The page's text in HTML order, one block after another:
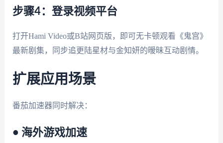
步骤4：登录视频平台
打开Hami Video或B站网页版，即可无卡顿观看《鬼宫》
最新剧集，同步追更陆星材与金知妍的暧昧互动剧情。
扩展应用场景
番茄加速器同时解决：
• 海外游戏加速